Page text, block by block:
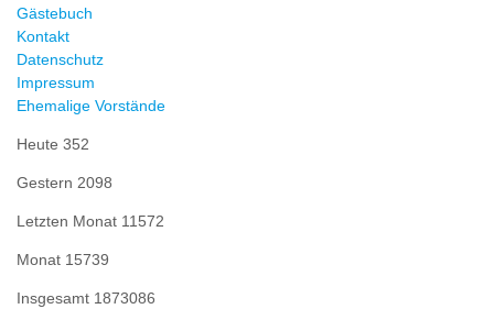
Gästebuch
Kontakt
Datenschutz
Impressum
Ehemalige Vorstände
Heute 352
Gestern 2098
Letzten Monat 11572
Monat 15739
Insgesamt 1873086